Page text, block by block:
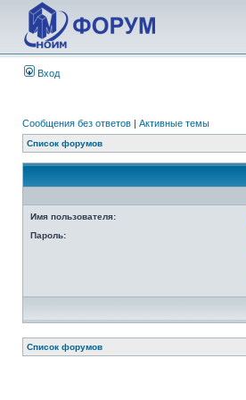
Вход
Сообщения без ответов | Активные темы
Список форумов
Имя пользователя:
Пароль:
Список форумов